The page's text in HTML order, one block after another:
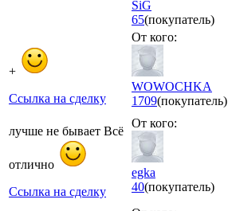
SiG
65(покупатель)
+
Ссылка на сделку
От кого:
WOWOCHKA
1709(покупатель)
лучше не бывает Всё
отлично
Ссылка на сделку
От кого:
egka
40(покупатель)